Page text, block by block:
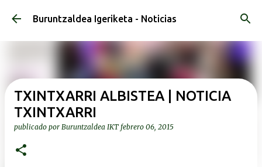
Ir al contenido principal
Buruntzaldea Igeriketa - Noticias
TXINTXARRI ALBISTEA | NOTICIA
TXINTXARRI
publicado por Buruntzaldea IKT febrero 06, 2015